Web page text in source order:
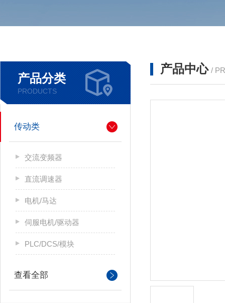
产品分类
PRODUCTS
传动类
交流变频器
直流调速器
电机/马达
伺服电机/驱动器
PLC/DCS/模块
查看全部
产品中心 /